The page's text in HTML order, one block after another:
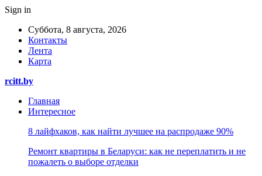
Sign in
Суббота, 8 августа, 2026
Контакты
Лента
Карта
rcitt.by
Главная
Интересное
8 лайфхаков, как найти лучшее на распродаже 90%
Ремонт квартиры в Беларуси: как не переплатить и не
пожалеть о выборе отделки